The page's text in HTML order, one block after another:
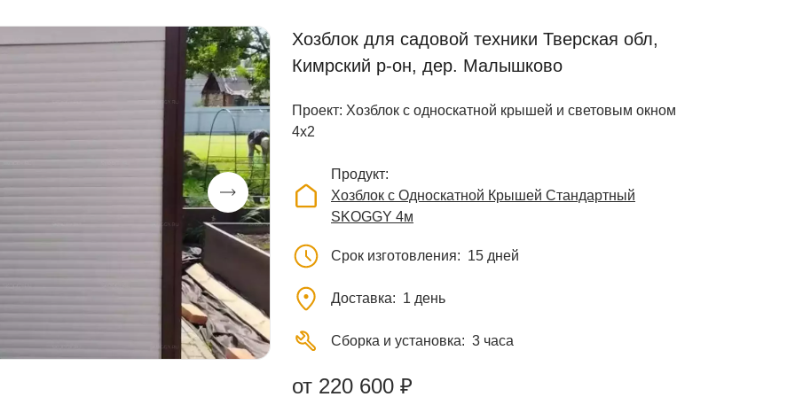
Хозблок для садовой техники Тверская обл,
Кимрский р-он, дер. Малышково
Проект: Хозблок с односкатной крышей и световым окном
4х2
Продукт
Хозблок с Односкатной Крышей Стандартный
SKOGGY 4м
Срок изготовления 15 дней
Доставка 1 день
Сборка и установка 3 часа
от 220 600 ₽